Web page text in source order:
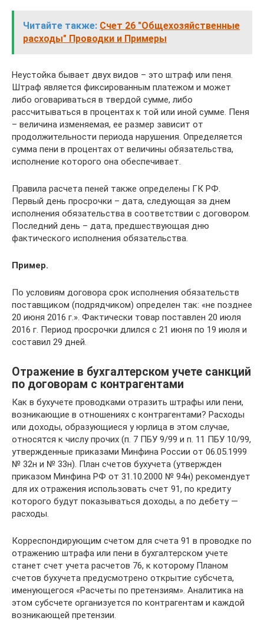
Читайте также: Счет 26 "Общехозяйственные
расходы" Проводки и Примеры
Неустойка бывает двух видов – это штраф или пеня.
Штраф является фиксированным платежом и может
либо оговариваться в твердой сумме, либо
рассчитываться в процентах к той или иной сумме. Пеня
– величина изменяемая, ее размер зависит от
продолжительности периода нарушения. Определяется
сумма пени в процентах от величины обязательства,
исполнение которого она обеспечивает.
Правила расчета пеней также определены ГК РФ.
Первый день просрочки – дата, следующая за днем
исполнения обязательства в соответствии с договором.
Последний день – дата, предшествующая дню
фактического исполнения обязательства.
Пример.
По условиям договора срок исполнения обязательств
поставщиком (подрядчиком) определен так: «не позднее
20 июня 2016 г.». Фактически товар поставлен 20 июля
2016 г. Период просрочки длился с 21 июня по 19 июля и
составил 29 дней.
Отражение в бухгалтерском учете санкций
по договорам с контрагентами
Как в бухучете проводками отразить штрафы или пени,
возникающие в отношениях с контрагентами? Расходы
или доходы, образующиеся у юрлица в этом случае,
относятся к числу прочих (п. 7 ПБУ 9/99 и п. 11 ПБУ 10/99,
утвержденные приказами Минфина России от 06.05.1999
№ 32н и № 33н). План счетов бухучета (утвержден
приказом Минфина РФ от 31.10.2000 № 94н) рекомендует
для их отражения использовать счет 91, по кредиту
которого будут показываться доходы, а по дебету —
расходы.
Корреспондирующим счетом для счета 91 в проводке по
отражению штрафа или пени в бухгалтерском учете
станет счет учета расчетов 76, к которому Планом
счетов бухучета предусмотрено открытие субсчета,
именующегося «Расчеты по претензиям». Аналитика на
этом субсчете организуется по контрагентам и каждой
возникающей претензии.